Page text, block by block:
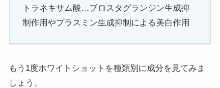
トラネキサム酸…プロスタグランジン生成抑
制作用やプラスミン生成抑制による美白作用
もう1度ホワイトショットを種類別に成分を見てみま
しょう。